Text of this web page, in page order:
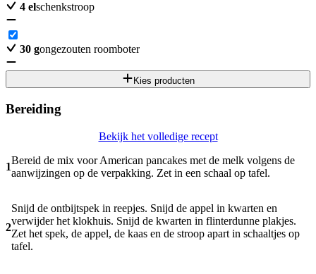
4 elschenkstroop
30 gongezouten roomboter
Kies producten
Bereiding
Bekijk het volledige recept
1
Bereid de mix voor American pancakes met de melk volgens de
aanwijzingen op de verpakking. Zet in een schaal op tafel.
2
Snijd de ontbijtspek in reepjes. Snijd de appel in kwarten en
verwijder het klokhuis. Snijd de kwarten in flinterdunne plakjes.
Zet het spek, de appel, de kaas en de stroop apart in schaaltjes op
tafel.